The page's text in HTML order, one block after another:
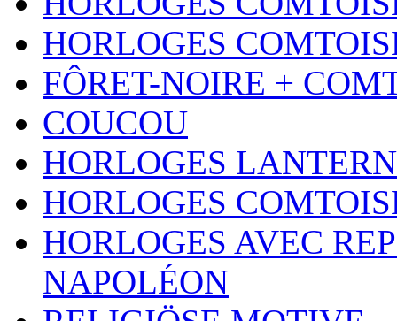
HORLOGES
FÔRET-NOIRE +
COUCOU
HORLOGES
HORLOGES
HORLOGES AVEC
NAPOLÉON